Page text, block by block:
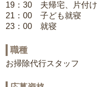
19：30 夫帰宅、片付け
21：00 子ども就寝
23：00 就寝
職種
お掃除代行スタッフ